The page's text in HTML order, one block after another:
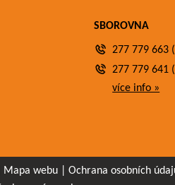
SBOROVNA
277 779 663
277 779 641
více info »
Mapa webu |Ochrana osobních